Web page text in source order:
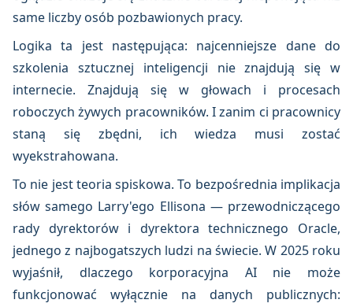
same liczby osób pozbawionych pracy.
Logika ta jest następująca: najcenniejsze dane do
szkolenia sztucznej inteligencji nie znajdują się w
internecie. Znajdują się w głowach i procesach
roboczych żywych pracowników. I zanim ci pracownicy
staną się zbędni, ich wiedza musi zostać
wyekstrahowana.
To nie jest teoria spiskowa. To bezpośrednia implikacja
słów samego Larry'ego Ellisona — przewodniczącego
rady dyrektorów i dyrektora technicznego Oracle,
jednego z najbogatszych ludzi na świecie. W 2025 roku
wyjaśnił, dlaczego korporacyjna AI nie może
funkcjonować wyłącznie na danych publicznych: